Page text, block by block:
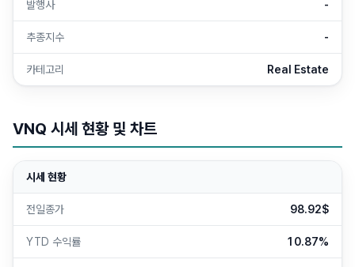
발행사 -
추종지수 -
카테고리 Real Estate
VNQ 시세 현황 및 차트
시세 현황
전일종가 98.92$
YTD 수익률 10.87%